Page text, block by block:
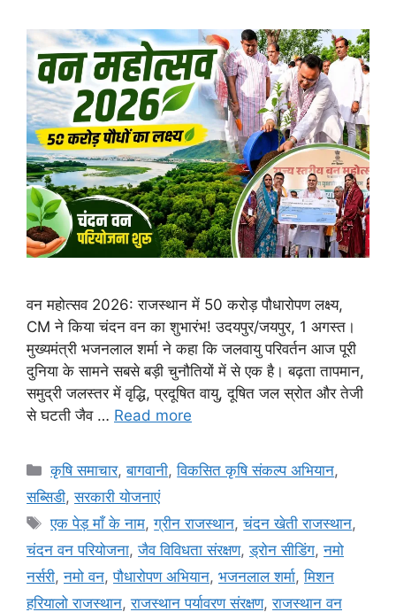
वन महोत्सव 2026: राजस्थान में 50 करोड़ पौधारोपण लक्ष्य,
CM ने किया चंदन वन का शुभारंभ! उदयपुर/जयपुर, 1 अगस्त।
मुख्यमंत्री भजनलाल शर्मा ने कहा कि जलवायु परिवर्तन आज पूरी
दुनिया के सामने सबसे बड़ी चुनौतियों में से एक है। बढ़ता तापमान,
समुद्री जलस्तर में वृद्धि, प्रदूषित वायु, दूषित जल स्रोत और तेजी
से घटती जैव … Read more
कृषि समाचार,बागवानी,विकसित कृषि संकल्प अभियान,
सब्सिडी,सरकारी योजनाएं
एक पेड़ माँ के नाम,ग्रीन राजस्थान,चंदन खेती राजस्थान,
चंदन वन परियोजना,जैव विविधता संरक्षण,ड्रोन सीडिंग,नमो
नर्सरी,नमो वन,पौधारोपण अभियान, भजनलाल शर्मा,मिशन
हरियालो राजस्थान,राजस्थान पर्यावरण संरक्षण,राजस्थान वन